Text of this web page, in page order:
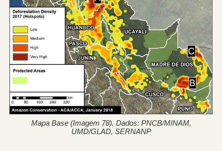
Mapa Base (Imagem 78). Dados: PNCB/MINAM,
UMD/GLAD, SERNANP